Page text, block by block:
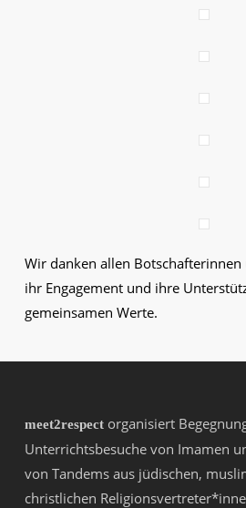
Wir danken allen
ihr Engagement und ihre
gemeinsamen Werte.
meet2respectorganisiert
Unterrichtsbesuche von Imamen
von Tandems aus jüdischen,
christlichen